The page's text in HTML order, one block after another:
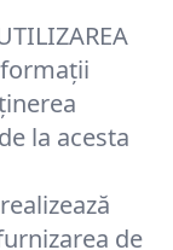
la acesta
de